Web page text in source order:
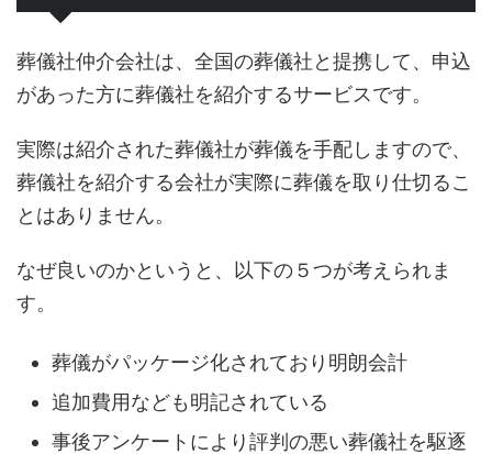
葬儀社仲介会社は、全国の葬儀社と提携して、申込
があった方に葬儀社を紹介するサービスです。
実際は紹介された葬儀社が葬儀を手配しますので、
葬儀社を紹介する会社が実際に葬儀を取り仕切るこ
とはありません。
なぜ良いのかというと、以下の５つが考えられま
す。
葬儀がパッケージ化されており明朗会計
追加費用なども明記されている
事後アンケートにより評判の悪い葬儀社を駆逐